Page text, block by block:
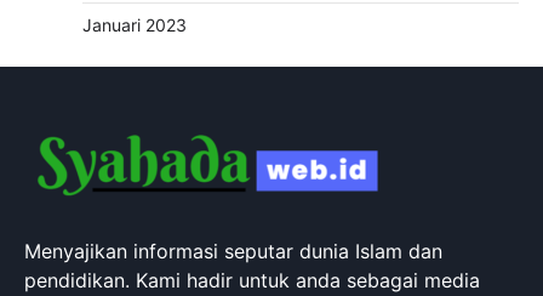
Januari 2023
Menyajikan informasi seputar dunia Islam dan
pendidikan. Kami hadir untuk anda sebagai media